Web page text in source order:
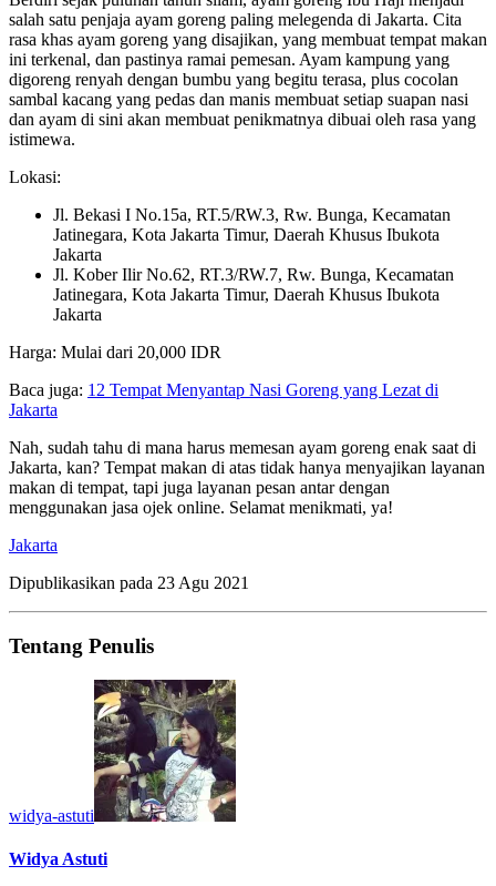
salah satu penjaja ayam goreng paling melegenda di Jakarta. Cita
rasa khas ayam goreng yang disajikan, yang membuat tempat makan
ini terkenal, dan pastinya ramai pemesan. Ayam kampung yang
digoreng renyah dengan bumbu yang begitu terasa, plus cocolan
sambal kacang yang pedas dan manis membuat setiap suapan nasi
dan ayam di sini akan membuat penikmatnya dibuai oleh rasa yang
istimewa.
Lokasi:
Jl. Bekasi I No.15a, RT.5/RW.3, Rw. Bunga, Kecamatan
Jatinegara, Kota Jakarta Timur, Daerah Khusus Ibukota
Jakarta
Jl. Kober Ilir No.62, RT.3/RW.7, Rw. Bunga, Kecamatan
Jatinegara, Kota Jakarta Timur, Daerah Khusus Ibukota
Jakarta
Harga: Mulai dari 20,000 IDR
Baca juga: 12 Tempat Menyantap Nasi Goreng yang Lezat di
Jakarta
Nah, sudah tahu di mana harus memesan ayam goreng enak saat di
Jakarta, kan? Tempat makan di atas tidak hanya menyajikan layanan
makan di tempat, tapi juga layanan pesan antar dengan
menggunakan jasa ojek online. Selamat menikmati, ya!
Jakarta
Dipublikasikan pada 23 Agu 2021
Tentang Penulis
widya-astuti
Widya Astuti